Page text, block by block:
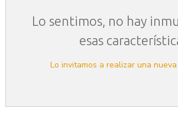
Lo sentimos, no hay
esas
Lo invitamos a realizar una